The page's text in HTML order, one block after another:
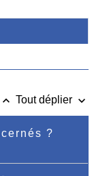
keyboard_arrow_up Tout déplier keyboard_arrow_down
?